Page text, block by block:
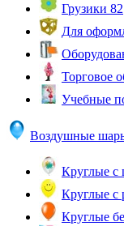
Грузики 82
Для
Торговое
Учебные
Воздушные
Круглые с
Круглые с
Круглые